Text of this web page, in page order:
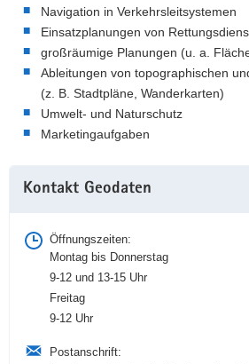
Navigation in Verkehrsleitsystemen
Einsatzplanungen von
großräumige Planungen (u. a.
Ableitungen von topographischen
(z. B. Stadtpläne, Wanderkarten)
Umwelt- und Naturschutz
Marketingaufgaben
Information
Kontakt Geodaten
Öffnungszeiten:
Montag bis Donnerstag
9-12 und 13-15 Uhr
Freitag
9-12 Uhr
Postanschrift: